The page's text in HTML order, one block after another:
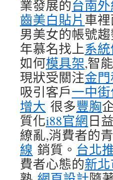
業發展的台南
齒美白貼片 車
男美女的帳號
年慕名找上系
如何模具架,智
現狀受關注金
吸引客戶一中
增大 很多豐胸
質化i88官網日
繚亂,消費者的
線 銷質。 台北
費者心態的新